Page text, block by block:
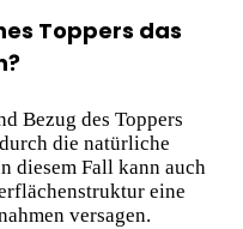
Toppers das
Bezug des Toppers
die natürliche
diesem Fall kann auch
eine
versagen.